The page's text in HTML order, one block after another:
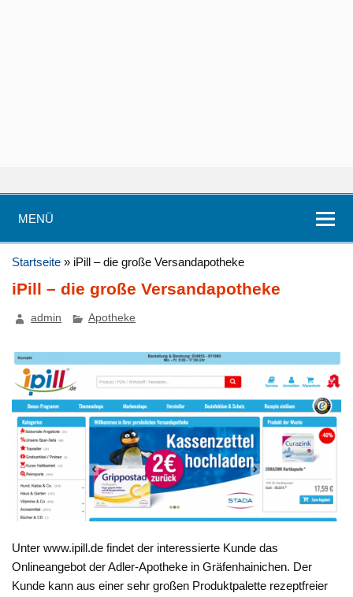
MENÜ
Startseite » iPill – die große Versandapotheke
iPill – die große Versandapotheke
admin Apotheke
Unter www.ipill.de findet der interessierte Kunde das
Onlineangebot der Adler-Apotheke in Gräfenhainichen. Der
Kunde kann aus einer sehr großen Produktpalette rezeptfreier